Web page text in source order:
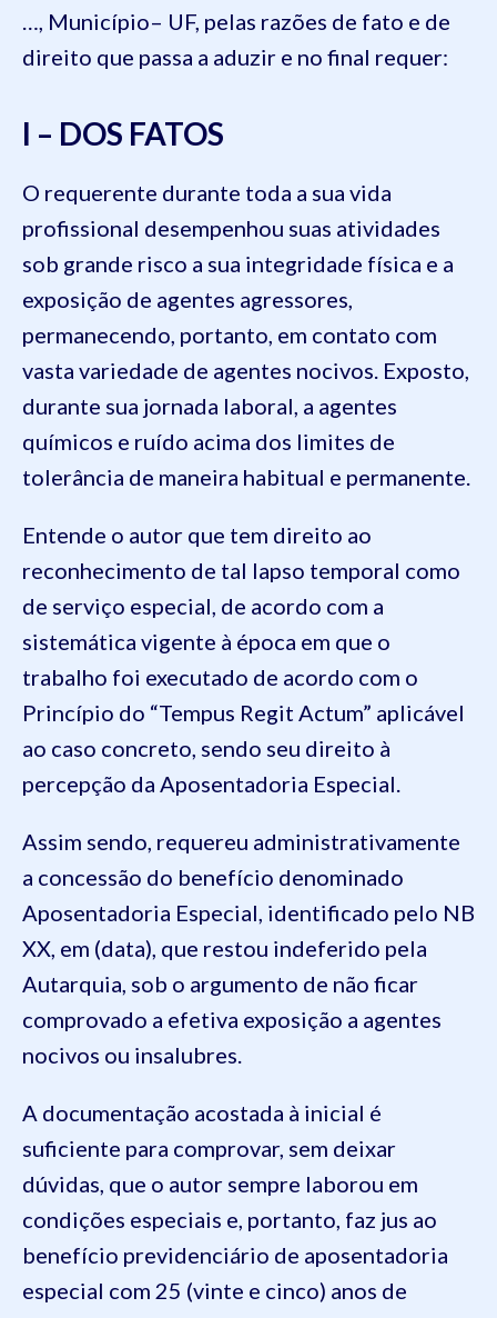
…, Município– UF, pelas razões de fato e de
direito que passa a aduzir e no final requer:
I – DOS FATOS
O requerente durante toda a sua vida
profissional desempenhou suas atividades
sob grande risco a sua integridade física e a
exposição de agentes agressores,
permanecendo, portanto, em contato com
vasta variedade de agentes nocivos. Exposto,
durante sua jornada laboral, a agentes
químicos e ruído acima dos limites de
tolerância de maneira habitual e permanente.
Entende o autor que tem direito ao
reconhecimento de tal lapso temporal como
de serviço especial, de acordo com a
sistemática vigente à época em que o
trabalho foi executado de acordo com o
Princípio do “Tempus Regit Actum” aplicável
ao caso concreto, sendo seu direito à
percepção da Aposentadoria Especial.
Assim sendo, requereu administrativamente
a concessão do benefício denominado
Aposentadoria Especial, identificado pelo NB
XX, em (data), que restou indeferido pela
Autarquia, sob o argumento de não ficar
comprovado a efetiva exposição a agentes
nocivos ou insalubres.
A documentação acostada à inicial é
suficiente para comprovar, sem deixar
dúvidas, que o autor sempre laborou em
condições especiais e, portanto, faz jus ao
benefício previdenciário de aposentadoria
especial com 25 (vinte e cinco) anos de